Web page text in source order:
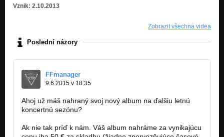
Vznik: 2.10.2013
Zobrazit všechna videa
Poslední názory
FFmanager
9.6.2015 v 18:35
Ahoj už máš nahraný svoj nový album na ďalšiu letnú
koncertnú sezónu?
Ak nie tak príď k nám. Váš album nahráme za vynikajúcu